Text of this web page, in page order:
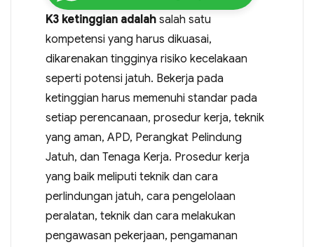
K3 ketinggian adalahsalah satu
kompetensi yang harus dikuasai,
dikarenakan tingginya risiko kecelakaan
seperti potensi jatuh. Bekerja pada
ketinggian harus memenuhi standar pada
setiap perencanaan, prosedur kerja, teknik
yang aman, APD, Perangkat Pelindung
Jatuh, dan Tenaga Kerja. Prosedur kerja
yang baik meliputi teknik dan cara
perlindungan jatuh, cara pengelolaan
peralatan, teknik dan cara melakukan
pengawasan pekerjaan, pengamanan